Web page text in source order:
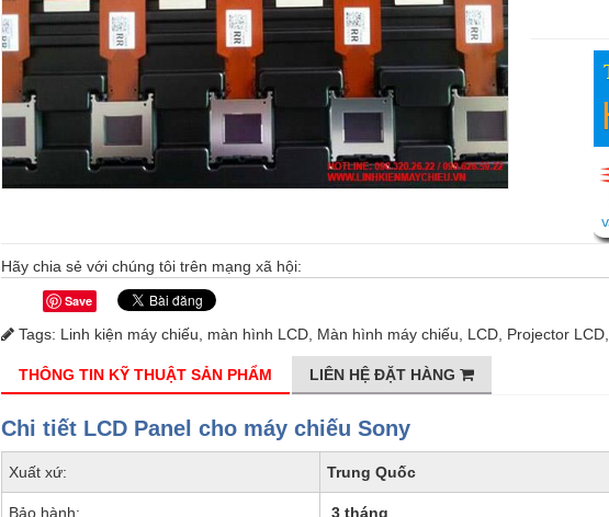
Hãy chia sẻ với chúng tôi trên mạng xã hội:
Save
Tags: Linh kiện máy chiếu, màn hình LCD, Màn hình máy chiếu, LCD, Projector LCD,
THÔNG TIN KỸ THUẬT SẢN PHẨM LIÊN HỆ ĐẶT HÀNG
Chi tiết LCD Panel cho máy chiếu Sony
Xuất xứ: Trung Quốc
Bảo hành: 3 tháng